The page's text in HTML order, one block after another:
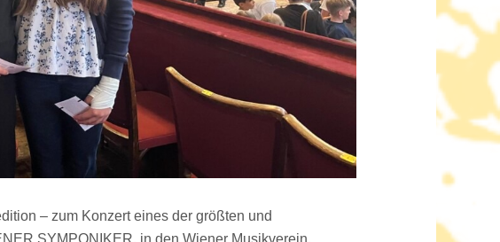
– zum Konzert eines der größten und
SYMPONIKER, in den Wiener Musikverein.